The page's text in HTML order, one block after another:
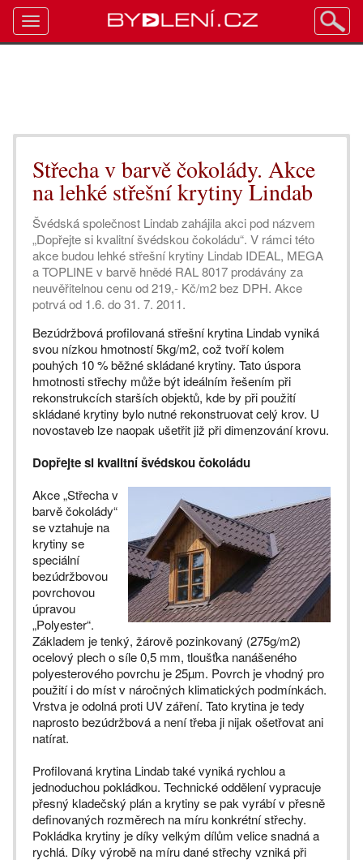
Střecha v barvě čokolády. Akce
na lehké střešní krytiny Lindab
Švédská společnost Lindab zahájila akci pod názvem
„Dopřejte si kvalitní švédskou čokoládu“. V rámci této
akce budou lehké střešní krytiny Lindab IDEAL, MEGA
a TOPLINE v barvě hnědé RAL 8017 prodávány za
neuvěřitelnou cenu od 219,- Kč/m2 bez DPH. Akce
potrvá od 1.6. do 31. 7. 2011.
Bezúdržbová profilovaná střešní krytina Lindab vyniká
svou nízkou hmotností 5kg/m2, což tvoří kolem
pouhých 10 % běžné skládané krytiny. Tato úspora
hmotnosti střechy může být ideálním řešením při
rekonstrukcích starších objektů, kde by při použití
skládané krytiny bylo nutné rekonstruovat celý krov. U
novostaveb lze naopak ušetřit již při dimenzování krovu.
Dopřejte si kvalitní švédskou čokoládu
Akce „Střecha v
barvě čokolády“
se vztahuje na
krytiny se
speciální
bezúdržbovou
povrchovou
úpravou
„Polyester“.
Základem je tenký, žárově pozinkovaný (275g/m2)
ocelový plech o síle 0,5 mm, tloušťka nanášeného
polyesterového povrchu je 25µm. Povrch je vhodný pro
použití i do míst v náročných klimatických podmínkách.
Vrstva je odolná proti UV záření. Tato krytina je tedy
naprosto bezúdržbová a není třeba ji nijak ošetřovat ani
natírat.
Profilovaná krytina Lindab také vyniká rychlou a
jednoduchou pokládkou. Technické oddělení vypracuje
přesný kladečský plán a krytiny se pak vyrábí v přesně
definovaných rozměrech na míru konkrétní střechy.
Pokládka krytiny je díky velkým dílům velice snadná a
rychlá. Díky výrobě na míru dané střechy vzniká při
Toggle
navigation